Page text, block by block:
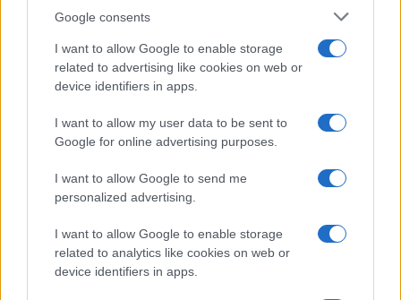
Google consents
I want to allow Google to enable storage
related to advertising like cookies on web or
device identifiers in apps.
I want to allow my user data to be sent to
Google for online advertising purposes.
I want to allow Google to send me
personalized advertising.
I want to allow Google to enable storage
related to analytics like cookies on web or
device identifiers in apps.
sapere nei commenti!
AUTORE